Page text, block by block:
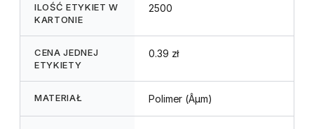
ILOŚĆ ETYKIET W
KARTONIE
2500
CENA JEDNEJ
ETYKIETY
0.39 zł
MATERIAŁ Polimer (Âµm)